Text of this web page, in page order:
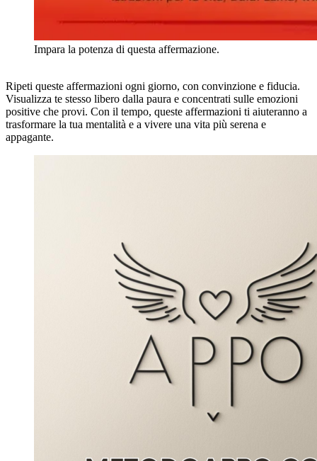
Impara la potenza di questa affermazione.
Ripeti queste affermazioni ogni giorno, con convinzione e fiducia.
Visualizza te stesso libero dalla paura e concentrati sulle emozioni
positive che provi. Con il tempo, queste affermazioni ti aiuteranno a
trasformare la tua mentalità e a vivere una vita più serena e
appagante.